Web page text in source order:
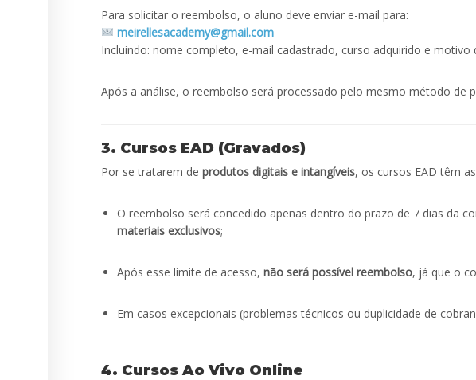
Para solicitar o reembolso, o aluno deve enviar e-mail para:
meirellesacademy@gmail.com
Incluindo: nome completo, e-mail cadastrado, curso adquirido e motivo
Após a análise, o reembolso será processado pelo mesmo método de
3. Cursos EAD (Gravados)
Por se tratarem de produtos digitais e intangíveis, os cursos EAD têm
O reembolso será concedido apenas dentro do prazo de 7 dias da
materiais exclusivos;
Após esse limite de acesso, não será possível reembolso, já que o
Em casos excepcionais (problemas técnicos ou duplicidade de
4. Cursos Ao Vivo Online